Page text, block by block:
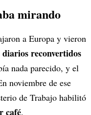
mirando
a Europa y vieron
diarios reconvertidos
nada parecido, y el
noviembre de ese
de Trabajo habilitó
café.